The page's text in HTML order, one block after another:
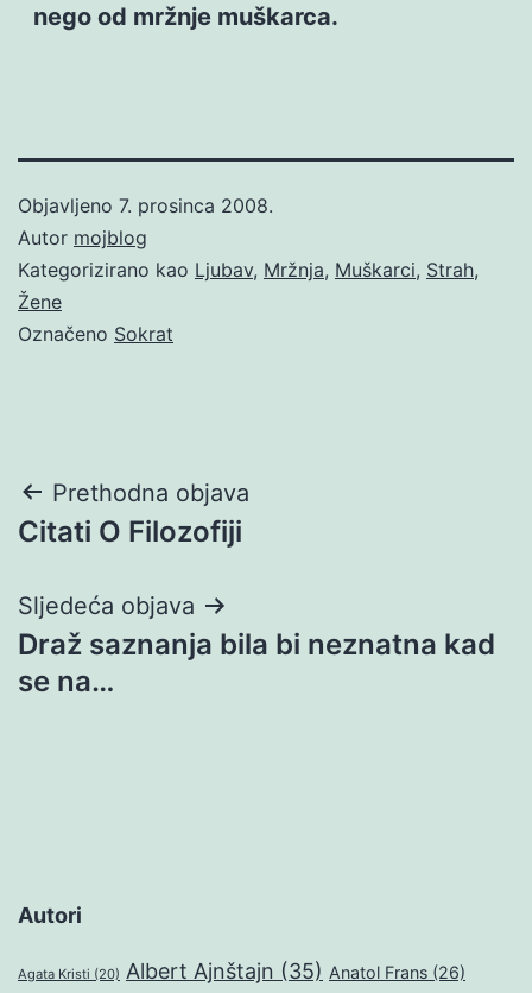
nego od mržnje muškarca.
Objavljeno 7. prosinca 2008.
Autor mojblog
Kategorizirano kao Ljubav, Mržnja, Muškarci, Strah,
Žene
Označeno Sokrat
Navigacija
objava
Prethodna objava
Citati O Filozofiji
Sljedeća objava
Draž saznanja bila bi neznatna kad
se na…
Autori
Agata Kristi (20) Albert Ajnštajn (35) Anatol Frans (26)